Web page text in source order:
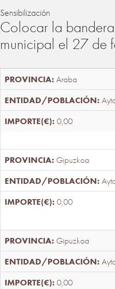
Sensibilización
Colocar la
municipal el 27 de
Araba
0,00
Gipuzkoa
0,00
Gipuzkoa
0,00